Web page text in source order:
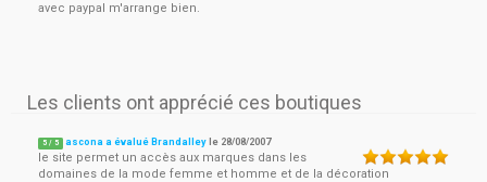
avec paypal m'arrange bien.
Les clients ont apprécié ces boutiques
5 / 5 ascona a évalué Brandalley le 28/08/2007
le site permet un accès aux marques dans les
domaines de la mode femme et homme et de la décoration